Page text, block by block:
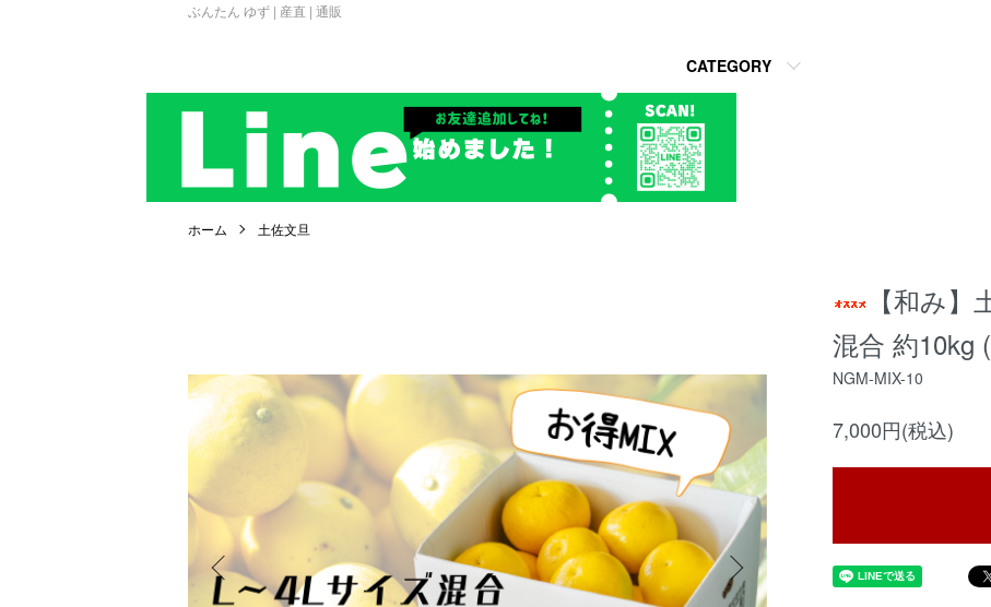
ぶんたん ゆず | 産直 | 通販
CATEGORY
ホーム 土佐文旦
【和み
混合 約10kg
NGM-MIX-10
7,000円(税込)